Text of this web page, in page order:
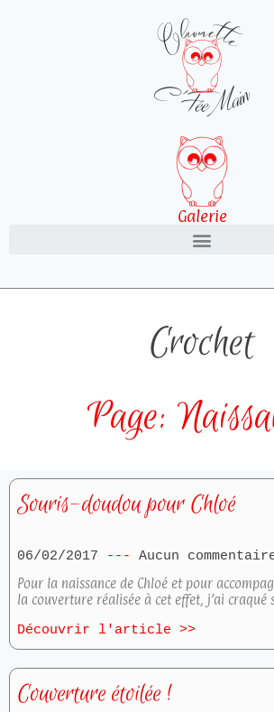
Galerie
Crochet
Page:
Souris-doudou pour Chloé
06/02/2017
Aucun
Pour la naissance de Chloé et pour
la couverture réalisée à cet effet, j’ai craqué
Découvrir l'article >>
Couverture étoilée !